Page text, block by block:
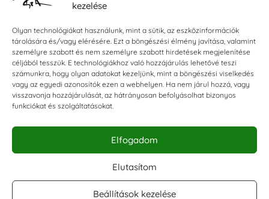
kezelése
Olyan technológiákat használunk, mint a sütik, az eszközinformációk
tárolására és/vagy elérésére. Ezt a böngészési élmény javítása, valamint
személyre szabott és nem személyre szabott hirdetések megjelenítése
céljából tesszük. E technológiákhoz való hozzájárulás lehetővé teszi
számunkra, hogy olyan adatokat kezeljünk, mint a böngészési viselkedés
vagy az egyedi azonosítók ezen a webhelyen. Ha nem járul hozzá, vagy
visszavonja hozzájárulását, az hátrányosan befolyásolhat bizonyos
funkciókat és szolgáltatásokat.
Elfogadom
Elutasítom
Beállítások kezelése
Impresszum
KAPCSOLAT
E-mail:shop@torokszilvi.com
Telefon: +36 30 6767872
KÖZÖSSÉGI